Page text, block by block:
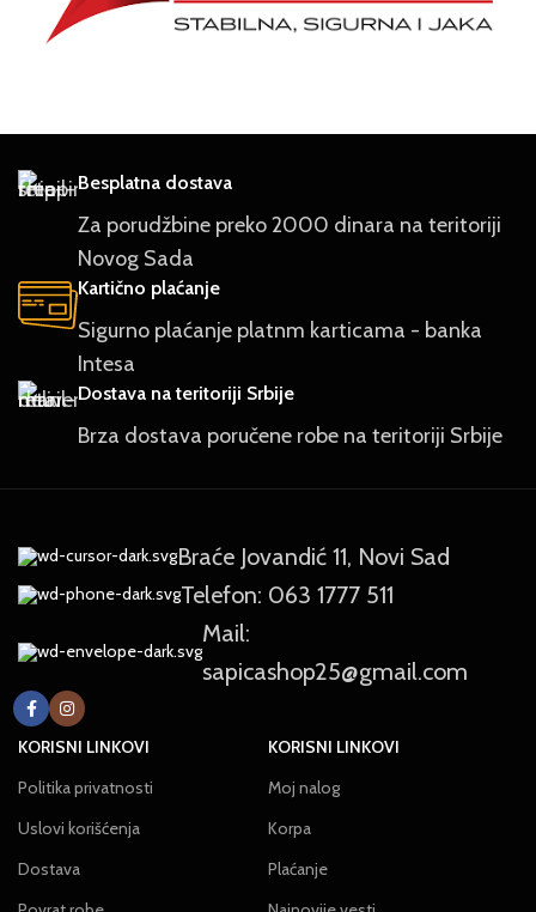
Besplatna dostava
Za porudžbine preko 2000 dinara na teritoriji
Novog Sada
Kartično plaćanje
Sigurno plaćanje platnm karticama - banka
Intesa
Dostava na teritoriji Srbije
Brza dostava poručene robe na teritoriji Srbije
Braće Jovandić 11, Novi Sad
Telefon: 063 1777 511
Mail:
sapicashop25@gmail.com
KORISNI LINKOVI
Politika privatnosti
Uslovi korišćenja
Dostava
KORISNI LINKOVI
Moj nalog
Korpa
Plaćanje